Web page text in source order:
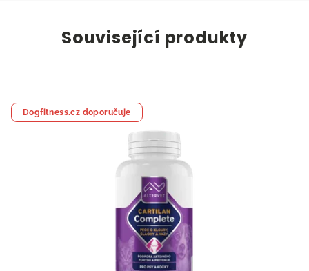
Související produkty
Dogfitness.cz doporučuje